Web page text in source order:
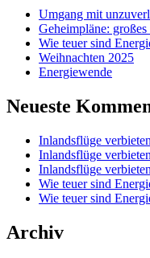
Umgang mit
Geheimpläne:
Wie teuer sind
Weihnachten 2025
Energiewende
Neueste
Inlandsflüge
Inlandsflüge
Inlandsflüge
Wie teuer sind
Wie teuer sind
Archiv